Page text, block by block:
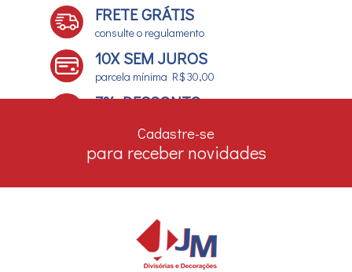
FRETE GRÁTIS
consulte o regulamento
10X SEM JUROS
parcela mínima R$ 30,00
7% DESCONTO
Cadastre-se
para receber novidades